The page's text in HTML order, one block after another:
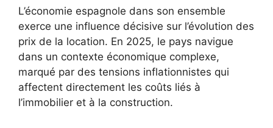
L’économie espagnole dans son ensemble
exerce une influence décisive sur l’évolution des
prix de la location. En 2025, le pays navigue
dans un contexte économique complexe,
marqué par des tensions inflationnistes qui
affectent directement les coûts liés à
l’immobilier et à la construction.